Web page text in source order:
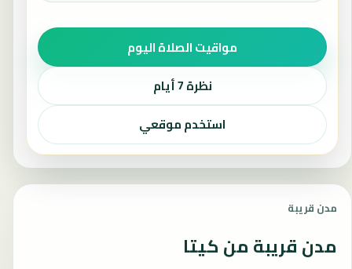
مواقيت الصلاة اليوم
نظرة 7 أيام
استخدم موقعي
مدن قريبة
مدن قريبة من كيتا